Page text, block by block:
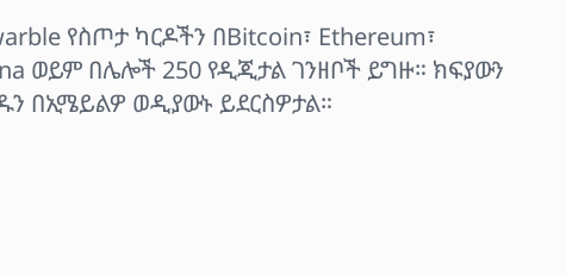
የስጦታ ካርዶችን በBitcoin፣ Ethereum፣
ወይም በሌሎች 250 የዲጂታል ገንዘቦች ይግዙ። ክፍያውን
በኢሜይልዎ ወዲያውኑ ይደርስዎታል።